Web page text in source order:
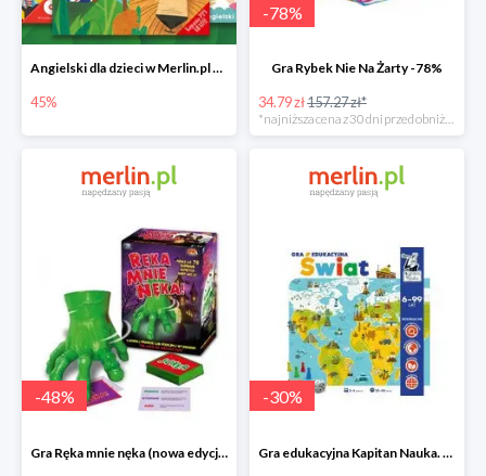
Angielski dla dzieci w Merlin.pl do -45%
45%
-78%
Gra Rybek Nie Na Żarty -78%
34.79 zł157.27 zł*
*najniższa cena z 30 dni przed obniżką
-48%
Gra Ręka mnie nęka (nowa edycja) -49%
-30%
Gra edukacyjna Kapitan Nauka. Świat -31%